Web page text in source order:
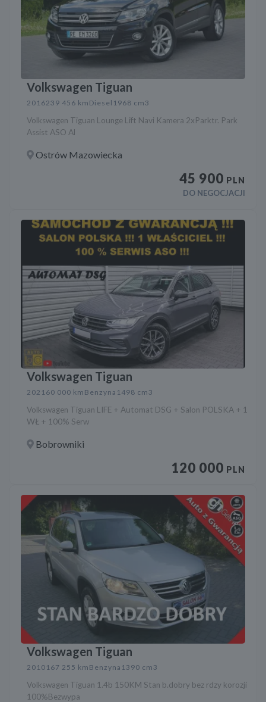
Volkswagen Tiguan
2016239 456 km Diesel 1968 cm3
Volkswagen Tiguan Lounge Lift Navi Kamera 2xParktr. Park
Assist ASO Al
Ostrów Mazowiecka
45 900 PLN
DO NEGOCJACJI
Volkswagen Tiguan
202160 000 km Benzyna 1498 cm3
Volkswagen Tiguan LIFE + Automat DSG + Salon POLSKA + 1
WŁ + 100% Serw
Bobrowniki
120 000 PLN
Volkswagen Tiguan
2010 167 255 km Benzyna 1390 cm3
Volkswagen Tiguan 1.4b 150KM Stan b.dobry bez rdzy korozji
100%Bezwypa